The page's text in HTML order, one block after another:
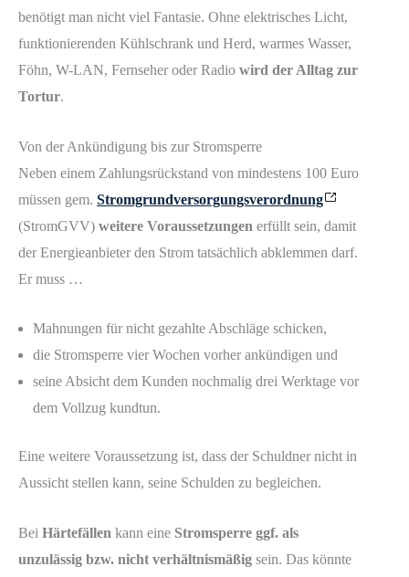
benötigt man nicht viel Fantasie. Ohne elektrisches Licht,
funktionierenden Kühlschrank und Herd, warmes Wasser,
Föhn, W-LAN, Fernseher oder Radio wird der Alltag zur
Tortur.
Von der Ankündigung bis zur Stromsperre
Neben einem Zahlungsrückstand von mindestens 100 Euro
müssen gem. Stromgrundversorgungsverordnung
(StromGVV) weitere Voraussetzungen erfüllt sein, damit
der Energieanbieter den Strom tatsächlich abklemmen darf.
Er muss …
Mahnungen für nicht gezahlte Abschläge schicken,
die Stromsperre vier Wochen vorher ankündigen und
seine Absicht dem Kunden nochmalig drei Werktage vor
dem Vollzug kundtun.
Eine weitere Voraussetzung ist, dass der Schuldner nicht in
Aussicht stellen kann, seine Schulden zu begleichen.
Bei Härtefällen kann eine Stromsperre ggf. als
unzulässig bzw. nicht verhältnismäßig sein. Das könnte